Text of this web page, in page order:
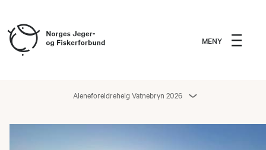
MENY
Aleneforeldrehelg Vatnebryn 2026